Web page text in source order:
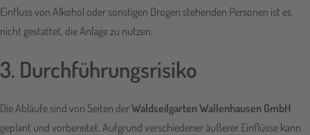
Einfluss von Alkohol oder sonstigen Drogen stehenden Personen ist es
nicht gestattet, die Anlage zu nutzen.
3. Durchführungsrisiko
Die Abläufe sind von Seiten derWaldseilgarten Wallenhausen GmbH
geplant und vorbereitet. Aufgrund verschiedener äußerer Einflüsse kann